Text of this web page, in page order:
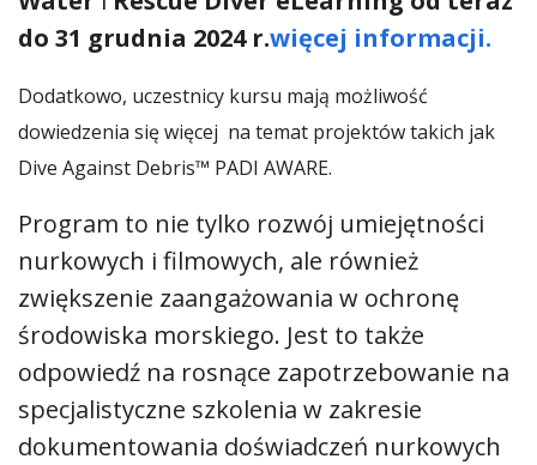
do 31 grudnia 2024 r.więcej informacji.
Dodatkowo, uczestnicy kursu mają możliwość
dowiedzenia się więcej na temat projektów takich jak
Dive Against Debris™ PADI AWARE.
Program to nie tylko rozwój umiejętności
nurkowych i filmowych, ale również
zwiększenie zaangażowania w ochronę
środowiska morskiego. Jest to także
odpowiedź na rosnące zapotrzebowanie na
specjalistyczne szkolenia w zakresie
dokumentowania doświadczeń nurkowych